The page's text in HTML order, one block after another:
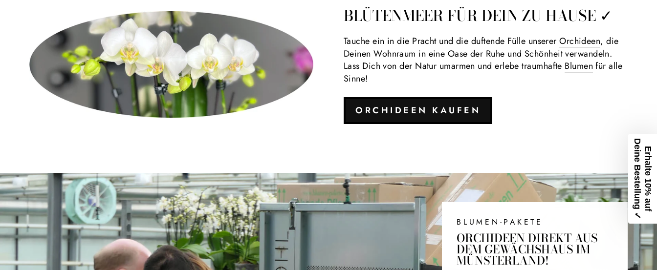
BLÜTENMEER FÜR DEIN ZU HAUSE ✓
Tauche ein in die Pracht und die duftende Fülle unsererOrchideen, die
Deinen Wohnraum in eine Oase der Ruhe und Schönheit verwandeln.
Lass Dich von der Natur umarmen und erlebe traumhafte Blumen für alle
Sinne!
ORCHIDEEN KAUFEN
BLUMEN-PAKETE
ORCHIDEEN DIREKT AUS
DEM GEWÄCHSHAUS IM
MÜNSTERLAND!
E
r
h
a
l
t
e
1
0
%
a
u
f
De
i
n
e
B
e
s
t
e
l
l
u
n
g
✓